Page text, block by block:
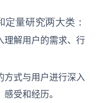
量研究两大类：
理解用户的需求、行
方式与用户进行深入
受和经历。